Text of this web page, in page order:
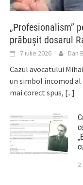
„Profesionalism”
prăbușit dosarul
7 iulie 2026 Dan
Cazul avocatului
un simbol incomod al
mai corect spus, [...]
2